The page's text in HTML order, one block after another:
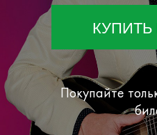
Покупайте